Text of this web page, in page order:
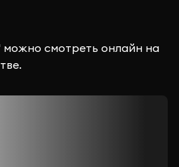
можно смотреть онлайн на